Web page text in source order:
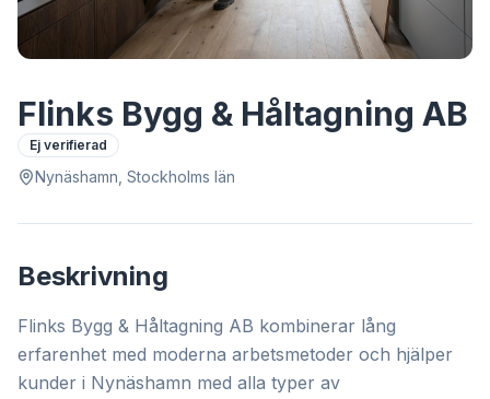
Flinks Bygg & Håltagning AB
Ej verifierad
Nynäshamn, Stockholms län
Beskrivning
Flinks Bygg & Håltagning AB kombinerar lång
erfarenhet med moderna arbetsmetoder och hjälper
kunder i Nynäshamn med alla typer av